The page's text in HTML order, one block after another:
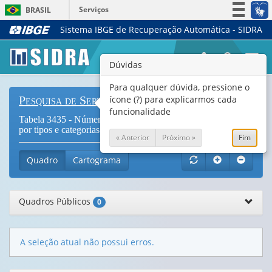
BRASIL
Serviços
Simplifique!
Legislação
Canais
Sistema IBGE de Recuperação Automática - SIDRA
Pesquisa de Serviços de Hospedagem
Tabela 3435 - Número de estabelecimentos de hospedagem,
por tipos e categorias de estabelecimentos (Vide Notas
Quadro Cartograma
Quadros Públicos 0
A seleção atual não possui erros.
Dúvidas
Para qualquer dúvida, pressione o
ícone (?) para explicarmos cada
funcionalidade
« Anterior Próximo » Fim